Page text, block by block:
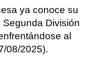
ya conoce su
División
al
08/2025).